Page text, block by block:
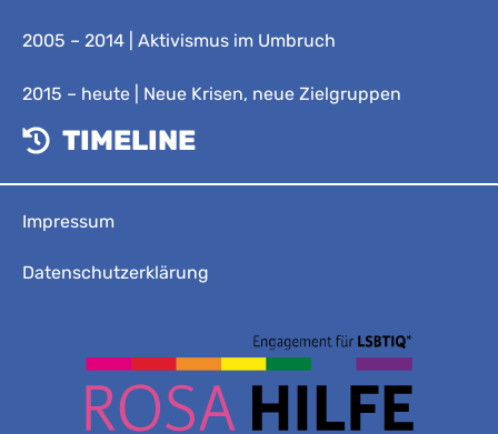
2005 – 2014 | Aktivismus im Umbruch
2015 – heute | Neue Krisen, neue Zielgruppen
TIMELINE
Impressum
Datenschutzerklärung